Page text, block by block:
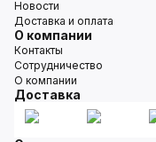
Новости
Доставка и оплата
О компании
Контакты
Сотрудничество
О компании
Доставка